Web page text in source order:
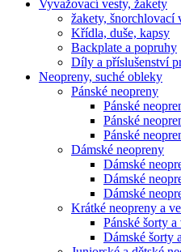
Vyvažovací vesty, žakety
žakety, šnorchlovací
Křídla, duše, kapsy
Backplate a popruhy
Díly a příslušenství
Neopreny, suché obleky
Pánské neopreny
Pánské
Pánské
Pánské
Dámské neopreny
Dámské
Dámské
Dámské
Krátké neopreny a
Pánské šorty a
Dámské šorty